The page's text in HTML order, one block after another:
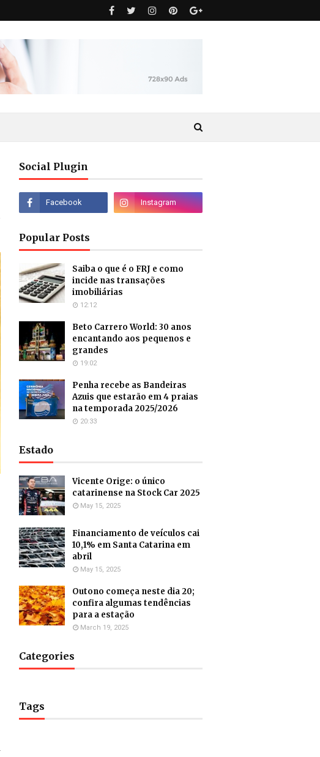
Social Plugin
Popular Posts
Saiba o que é o FRJ e como
incide nas transações
imobiliárias
12:12
Beto Carrero World: 30 anos
encantando aos pequenos e
grandes
19:02
Penha recebe as Bandeiras
Azuis que estarão em 4 praias
na temporada 2025/2026
20:33
Estado
Vicente Orige: o único
catarinense na Stock Car 2025
May 15, 2025
Financiamento de veículos cai
10,1% em Santa Catarina em
abril
May 15, 2025
Outono começa neste dia 20;
confira algumas tendências
para a estação
March 19, 2025
Categories
Tags